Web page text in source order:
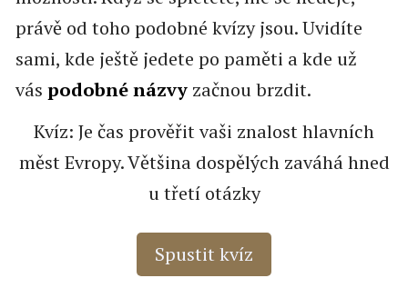
právě od toho podobné kvízy jsou. Uvidíte
sami, kde ještě jedete po paměti a kde už
vás podobné názvyzačnou brzdit.
Kvíz: Je čas prověřit vaši znalost hlavních
měst Evropy. Většina dospělých zaváhá hned
u třetí otázky
Spustit kvíz